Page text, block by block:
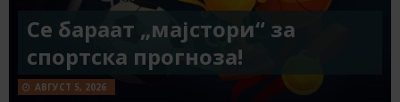
Се бараат „мајстори“ за
спортска прогноза!
АВГУСТ 5, 2026